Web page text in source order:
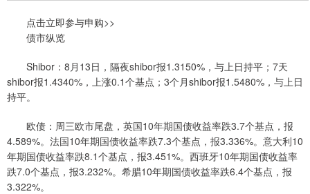
点击立即参与申购>>
债市纵览
Shibor：8月13日，隔夜shibor报1.3150%，与上日持平；7天
shibor报1.4340%，上涨0.1个基点；3个月shibor报1.5480%，与上日
持平。
欧债：周三欧市尾盘，英国10年期国债收益率跌3.7个基点，报
4.589%。法国10年期国债收益率跌7.3个基点，报3.336%。意大利10
年期国债收益率跌8.1个基点，报3.451%。西班牙10年期国债收益率
跌7.0个基点，报3.232%。希腊10年期国债收益率跌6.4个基点，报
3.322%。